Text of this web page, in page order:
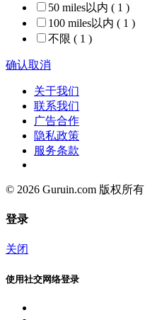
50 miles以内 ( 1 )
100 miles以内 ( 1 )
不限 ( 1 )
确认取消
关于我们
联系我们
广告合作
隐私政策
服务条款
© 2026 Guruin.com 版权所有
登录
关闭
使用社交网络登录